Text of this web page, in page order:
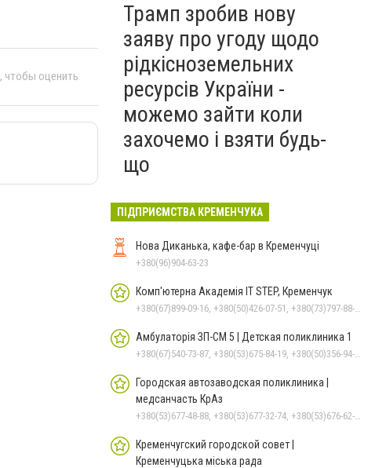
, чтобы оценить
Трамп зробив нову
заяву про угоду щодо
рідкісноземельних
ресурсів України -
можемо зайти коли
захочемо і взяти будь-
що
ПІДПРИЄМСТВА КРЕМЕНЧУКА
Нова Диканька, кафе-бар в Кременчуці
+380(96)904-63-23
Комп'ютерна Академія IT STEP, Кременчук
+380(67)899-09-16, +380(50)426-07-51, +380(73)797-88-17
Амбулаторія ЗП-СМ 5 | Детская поликлиника 1
+380(67)540-73-87, +380(53)675-84-19, +380(50)356-94-69
Городская автозаводская поликлиника |
медсанчасть КрАз
+380(53)677-48-88, +380(53)677-32-74, +380(53)676-62-99, +380536766187
Кременчугский городской совет |
Кременчуцька міська рада